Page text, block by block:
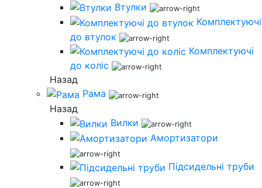
Втулки
Комплектуючі
до втулок
Комплектуючі
до коліс
Назад
Рама
Назад
Вилки
Амортизатори
Підсидельні труби